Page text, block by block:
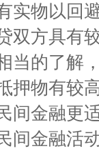
实物以回
双方具有
当的了解
押物有较
间金融更
间金融活